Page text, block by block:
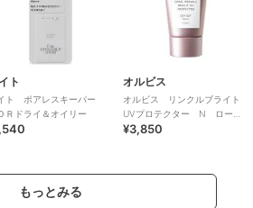
ト
ト ポアレスキーパー
Ｒドライ＆オイリー
オルビス
オルビス リンクルブライト
UVプロテクター N ローズ
50g 医薬部外品（顔用日焼け
¥3,850
もっとみる